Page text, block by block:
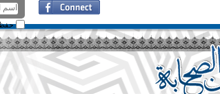
حفظ